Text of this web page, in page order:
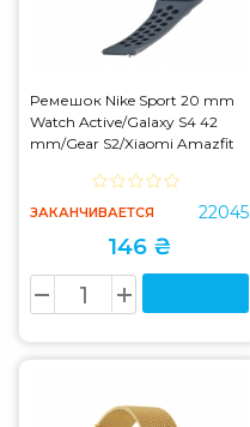
Ремешок Nike Sport 20 mm
Watch Active/Galaxy S4 42
mm/Gear S2/Xiaomi Amazfit
ЗАКАНЧИВАЕТСЯ 22045
146 ₴